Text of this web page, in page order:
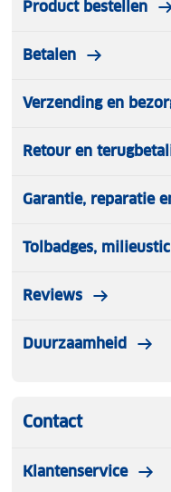
Product bestellen
Betalen
Verzending en
Retour en
Garantie, reparatie
Tolbadges,
Reviews
Duurzaamheid
Contact
Klantenservice